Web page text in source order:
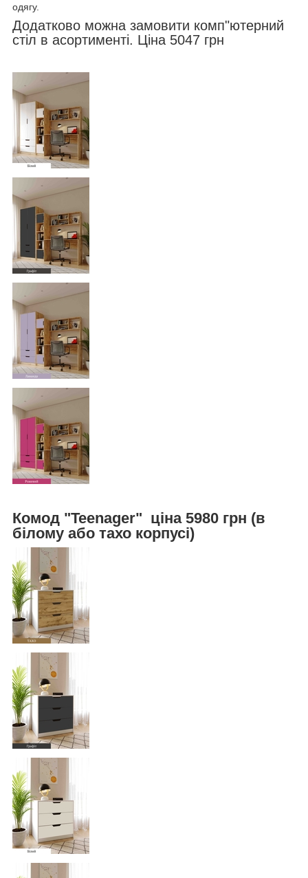
одягу.
Додатково можна замовити комп"ютерний
стіл в асортименті. Ціна 5047 грн
Комод "Teenager" ціна 5980 грн (в
білому або тахо корпусі)